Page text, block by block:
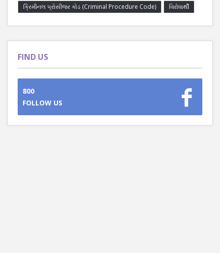
ક્રિમીનલ પ્રોસીજર કોડ (Criminal Procedure Code)
વિરોધાર્થી
FIND US
800
FOLLOW US